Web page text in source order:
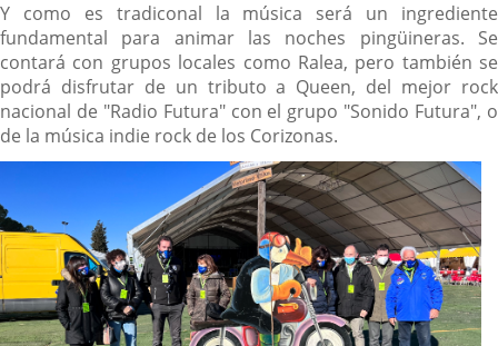
Y como es tradiconal la música será un ingrediente
fundamental para animar las noches pingüineras. Se
contará con grupos locales como Ralea, pero también se
podrá disfrutar de un tributo a Queen, del mejor rock
nacional de "Radio Futura" con el grupo "Sonido Futura", o
de la música indie rock de los Corizonas.